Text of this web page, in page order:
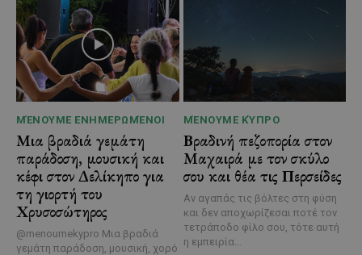
ΜΈΝΟΥΜΕ ΕΝΗΜΕΡΩΜΈΝΟΙ
Μια βραδιά γεμάτη
παράδοση, μουσική και
κέφι στον Δελίκηπο για
τη γιορτή του
Χρυσοσώτηρος
@menoumekypro Μια βραδιά
γεμάτη παράδοση, μουσική, χορό
ΜΈΝΟΥΜΕ ΚΎΠΡΟ
Βραδινή πεζοπορία στον
Μαχαιρά με τον σκύλο
σου και θέα τις Περσείδες
Αν αγαπάς τις βόλτες στη φύση
και δεν αποχωρίζεσαι ποτέ τον
τετράποδο φίλο σου, τότε αυτή
η εμπειρία...